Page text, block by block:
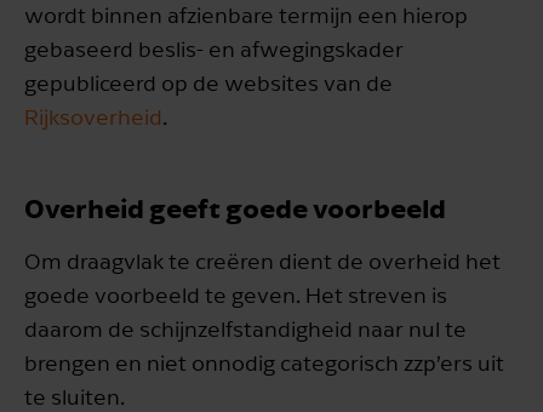
wordt binnen afzienbare termijn een hierop
gebaseerd beslis- en afwegingskader
gepubliceerd op de websites van de
Rijksoverheid.
Overheid geeft goede voorbeeld
Om draagvlak te creëren dient de overheid het
goede voorbeeld te geven. Het streven is
daarom de schijnzelfstandigheid naar nul te
brengen en niet onnodig categorisch zzp’ers uit
te sluiten.